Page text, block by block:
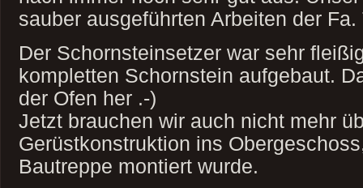
sauber ausgeführten Arbeiten der Fa.
Der Schornsteinsetzer war sehr
kompletten Schornstein aufgebaut.
der Ofen her .-)
Jetzt brauchen wir auch nicht mehr
Gerüstkonstruktion ins
Bautreppe montiert wurde.